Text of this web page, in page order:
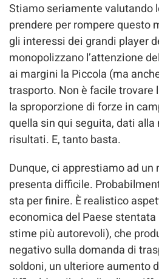
Stiamo seriamente valutando
prendere per rompere questo
gli interessi dei grandi player
monopolizzano l’attenzione
ai margini la Piccola (ma
trasporto. Non è facile trovare
la sproporzione di forze in
quella sin qui seguita, dati alla
risultati. E, tanto basta.
Dunque, ci apprestiamo ad un
presenta difficile.
sta per finire. È realistico
economica del Paese stentata
stime più autorevoli), che
negativo sulla domanda di
soldoni, un ulteriore aumento